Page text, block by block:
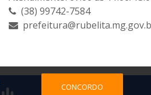
(38) 99742-7584
CONCORDO